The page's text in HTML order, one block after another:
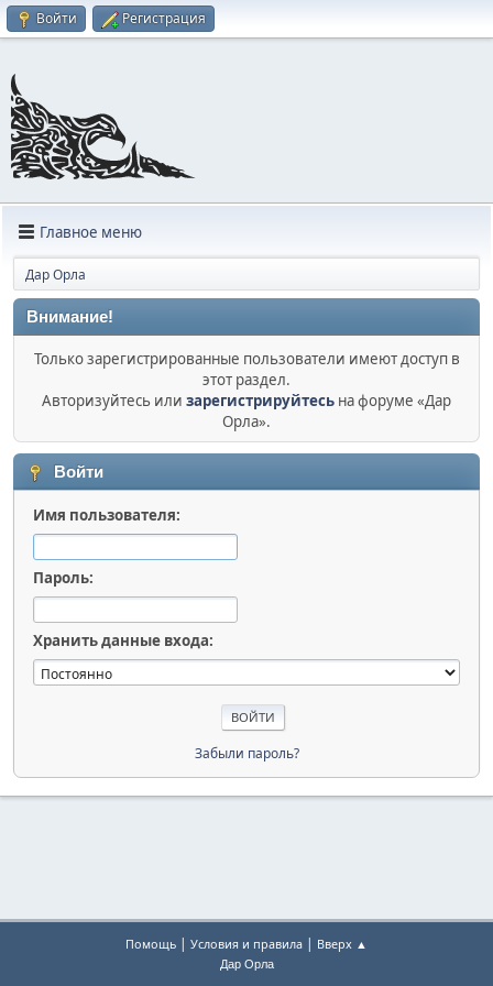
Войти Регистрация
Главное меню
Дар Орла
Внимание!
Только зарегистрированные пользователи имеют доступ в
этот раздел.
Авторизуйтесь или зарегистрируйтесь на форуме «Дар
Орла».
Войти
Имя пользователя:
Пароль:
Хранить данные входа:
Забыли пароль?
Помощь | Условия и правила | Вверх ▲
Дар Орла